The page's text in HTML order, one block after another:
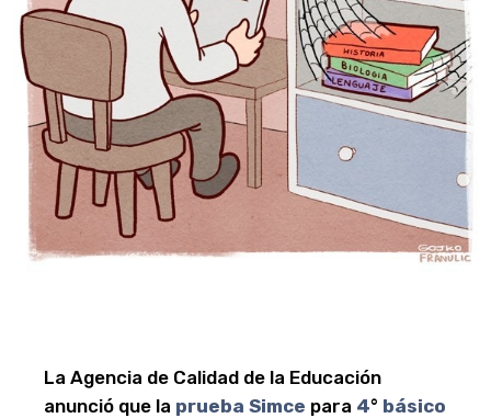
La Agencia de Calidad de la Educación
anunció que la prueba Simce para 4° básico